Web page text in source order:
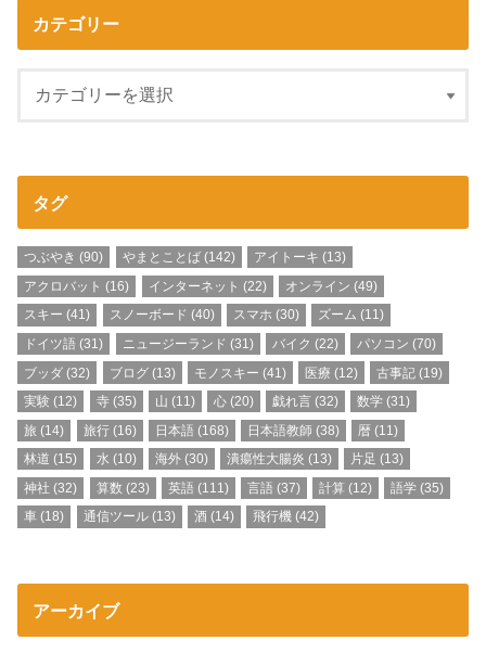
カテゴリー
タグ
つぶやき (90) やまとことば(142) アイトーキ (13)
アクロバット (16) インターネット (22) オンライン (49)
スキー (41) スノーボード (40) スマホ (30) ズーム (11)
ドイツ語 (31) ニュージーランド (31) バイク (22) パソコン (70)
ブッダ (32) ブログ(13) モノスキー (41) 医療 (12) 古事記 (19)
実験 (12) 寺(35) 山 (11) 心 (20) 戯れ言 (32) 数学 (31)
旅 (14) 旅行(16) 日本語 (168) 日本語教師 (38) 暦 (11)
林道 (15) 水 (10) 海外(30) 潰瘍性大腸炎 (13) 片足 (13)
神社 (32) 算数 (23) 英語 (111) 言語 (37) 計算 (12) 語学 (35)
車 (18) 通信ツール(13) 酒(14) 飛行機 (42)
アーカイブ